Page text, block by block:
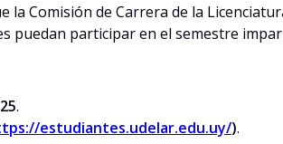
la Comisión de Carrera de la
participar en el semestre impar
.
estudiantes.udelar.edu.uy/).